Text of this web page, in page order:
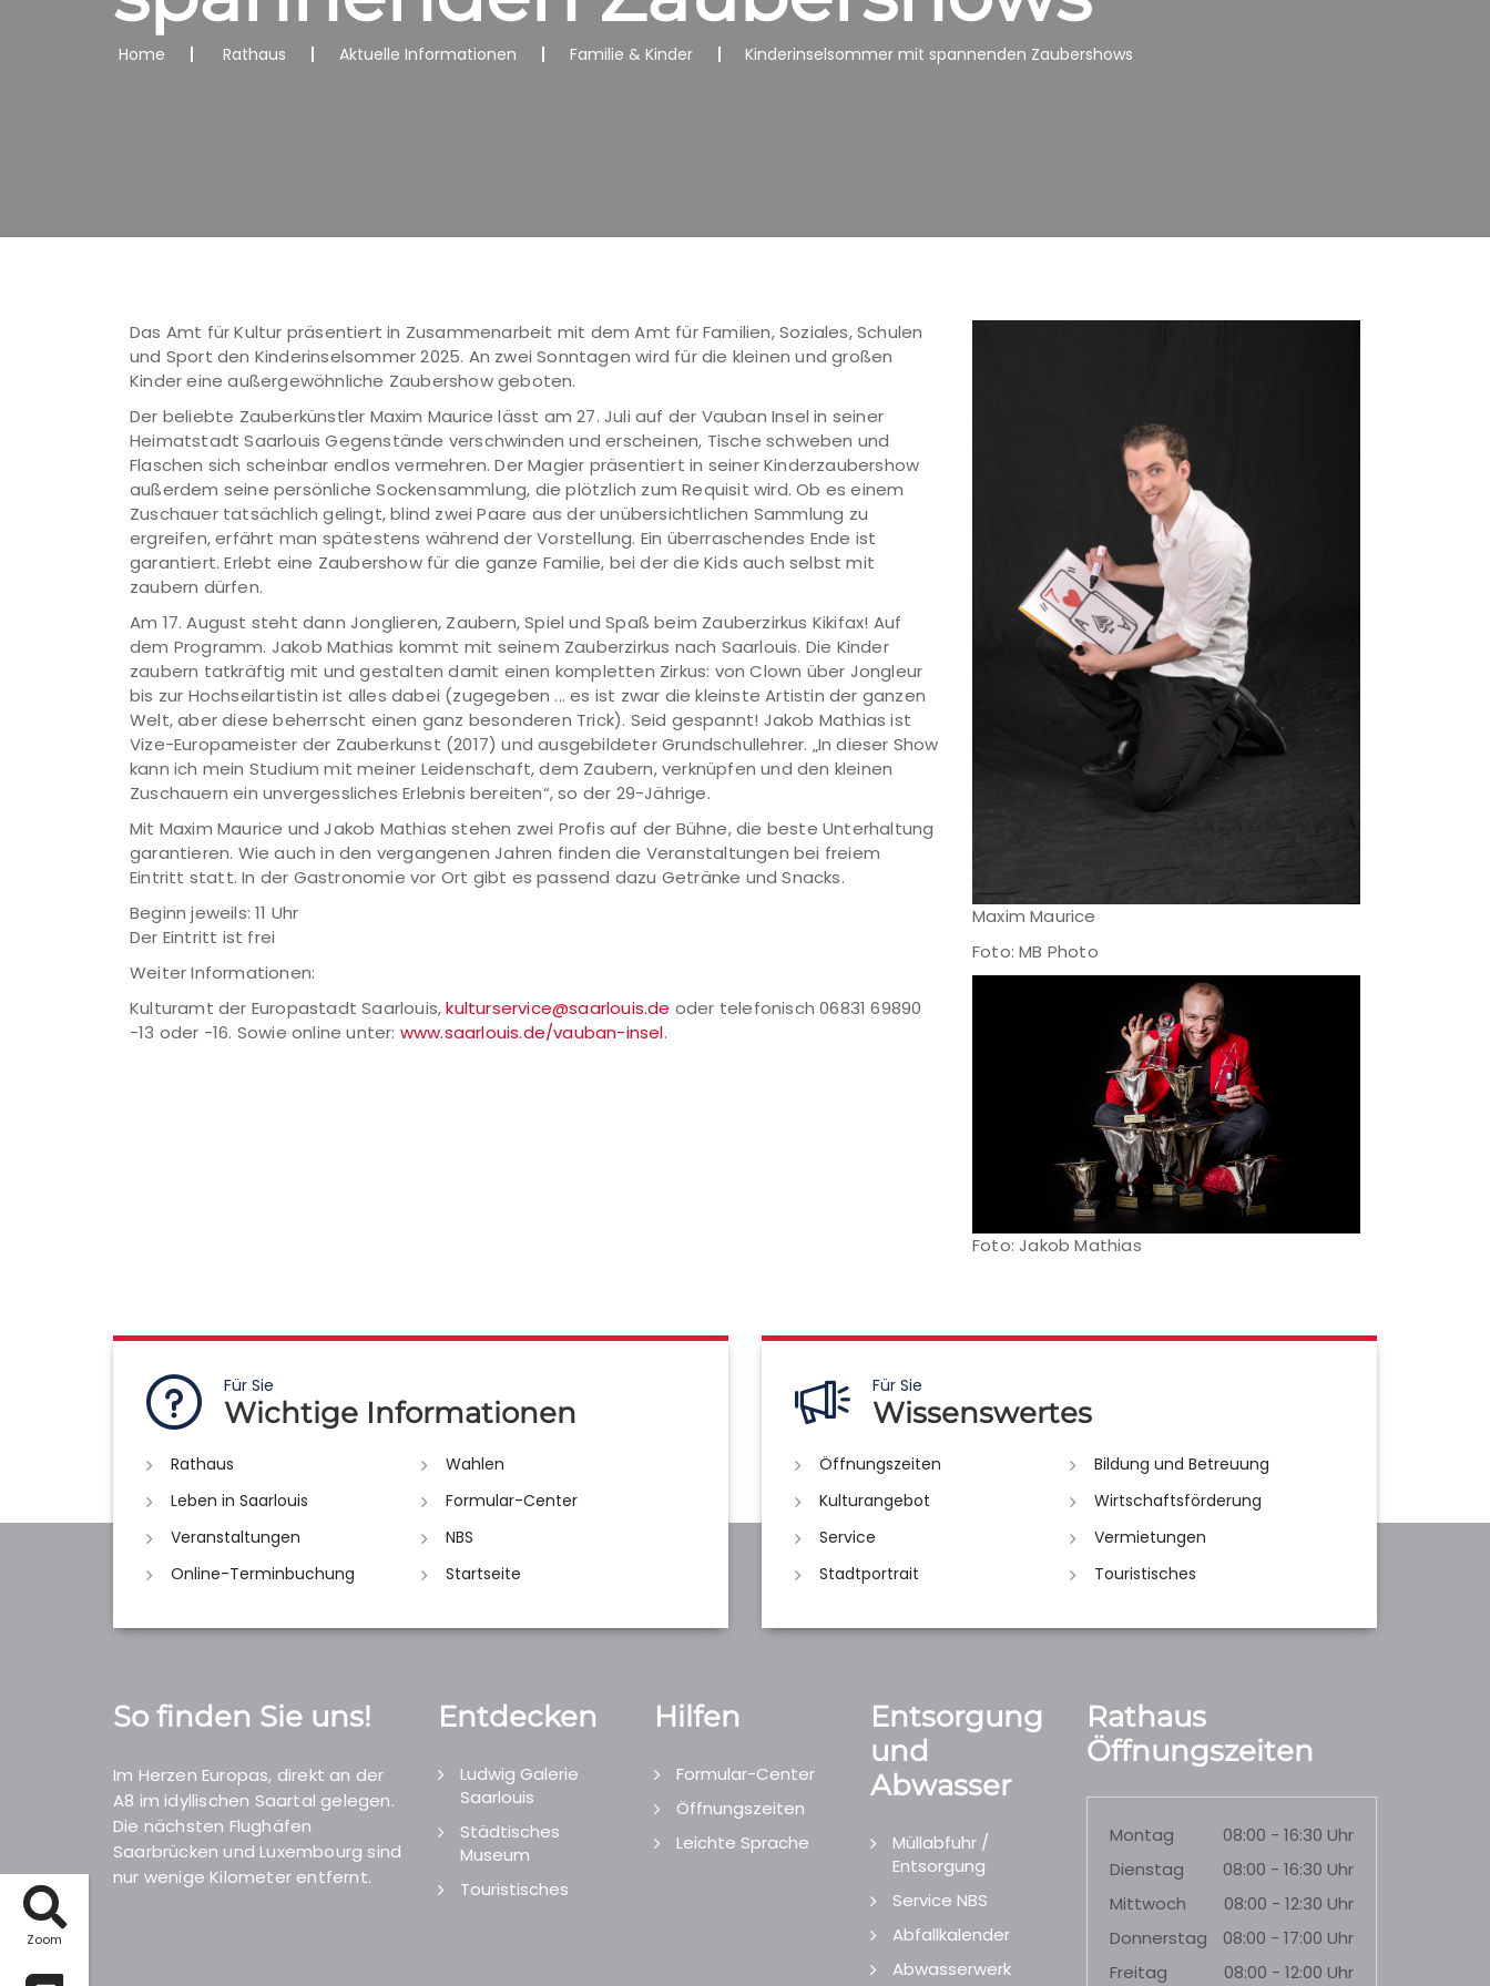
Zoom
Home Rathaus Aktuelle Informationen Familie & Kinder Kinderinselsommer mit spannenden Zaubershows
Das Amt für Kultur präsentiert in Zusammenarbeit mit dem Amt für Familien, Soziales, Schulen
und Sport den Kinderinselsommer 2025. An zwei Sonntagen wird für die kleinen und großen
Kinder eine außergewöhnliche Zaubershow geboten.
Der beliebte Zauberkünstler Maxim Maurice lässt am 27. Juli auf der Vauban Insel in seiner
Heimatstadt Saarlouis Gegenstände verschwinden und erscheinen, Tische schweben und
Flaschen sich scheinbar endlos vermehren. Der Magier präsentiert in seiner Kinderzaubershow
außerdem seine persönliche Sockensammlung, die plötzlich zum Requisit wird. Ob es einem
Zuschauer tatsächlich gelingt, blind zwei Paare aus der unübersichtlichen Sammlung zu
ergreifen, erfährt man spätestens während der Vorstellung. Ein überraschendes Ende ist
garantiert. Erlebt eine Zaubershow für die ganze Familie, bei der die Kids auch selbst mit
zaubern dürfen.
Am 17. August steht dann Jonglieren, Zaubern, Spiel und Spaß beim Zauberzirkus Kikifax! Auf
dem Programm. Jakob Mathias kommt mit seinem Zauberzirkus nach Saarlouis. Die Kinder
zaubern tatkräftig mit und gestalten damit einen kompletten Zirkus: von Clown über Jongleur
bis zur Hochseilartistin ist alles dabei (zugegeben ... es ist zwar die kleinste Artistin der ganzen
Welt, aber diese beherrscht einen ganz besonderen Trick). Seid gespannt! Jakob Mathias ist
Vize-Europameister der Zauberkunst (2017) und ausgebildeter Grundschullehrer. „In dieser Show
kann ich mein Studium mit meiner Leidenschaft, dem Zaubern, verknüpfen und den kleinen
Zuschauern ein unvergessliches Erlebnis bereiten“, so der 29-Jährige.
Mit Maxim Maurice und Jakob Mathias stehen zwei Profis auf der Bühne, die beste Unterhaltung
garantieren. Wie auch in den vergangenen Jahren finden die Veranstaltungen bei freiem
Eintritt statt. In der Gastronomie vor Ort gibt es passend dazu Getränke und Snacks.
Beginn jeweils: 11 Uhr
Der Eintritt ist frei
Weiter Informationen:
Kulturamt der Europastadt Saarlouis,kulturservice@saarlouis.de oder telefonisch 06831 69890
-13 oder -16. Sowie online unter: www.saarlouis.de/vauban-insel.
Maxim Maurice
Foto: MB Photo
Foto: Jakob Mathias
Für Sie
Wichtige Informationen
Rathaus
Wahlen
Leben in Saarlouis
Formular-Center
Veranstaltungen
NBS
Online-Terminbuchung
Startseite
Für Sie
Wissenswertes
Öffnungszeiten
Bildung und Betreuung
Kulturangebot
Wirtschaftsförderung
Service
Vermietungen
Stadtportrait
Touristisches
So finden Sie uns!
Im Herzen Europas, direkt an der
A8 im idyllischen Saartal gelegen.
Die nächsten Flughäfen
Saarbrücken und Luxembourg sind
nur wenige Kilometer entfernt.
Entdecken
Ludwig Galerie
Saarlouis
Städtisches
Museum
Touristisches
Hilfen
Formular-Center
Öffnungszeiten
Leichte Sprache
Entsorgung
und
Abwasser
Müllabfuhr /
Entsorgung
Service NBS
Abfallkalender
Abwasserwerk
Rathaus
Öffnungszeiten
Montag
08:00 - 16:30 Uhr
Dienstag
08:00 - 16:30 Uhr
Mittwoch
08:00 - 12:30 Uhr
Donnerstag
08:00 - 17:00 Uhr
Freitag
08:00 - 12:00 Uhr